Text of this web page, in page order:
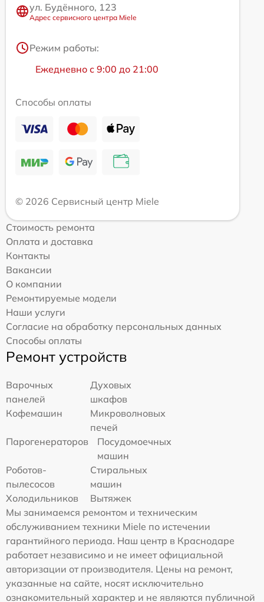
ул. Будённого, 123
Адрес сервисного центра Miele
Режим работы:
Ежедневно с 9:00 до 21:00
Способы оплаты
© 2026 Сервисный центр Miele
Стоимость ремонта
Оплата и доставка
Контакты
Вакансии
О компании
Ремонтируемые модели
Наши услуги
Согласие на обработку персональных данных
Способы оплаты
Ремонт устройств
Варочных
панелей
Духовых
шкафов
Кофемашин
Микроволновых
печей
Парогенераторов
Посудомоечных
машин
Роботов-
пылесосов
Стиральных
машин
Холодильников
Вытяжек
Мы занимаемся ремонтом и техническим
обслуживанием техники Miele по истечении
гарантийного периода. Наш центр в Краснодаре
работает независимо и не имеет официальной
авторизации от производителя. Цены на ремонт,
указанные на сайте, носят исключительно
ознакомительный характер и не являются публичной